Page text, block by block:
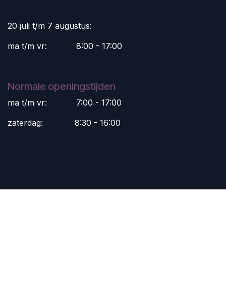
20 juli t/m 7 augustus:
ma t/m vr:
​8:00 - 17:00
Normale openingstijden
ma t/m vr:
​7:00 - 17:00
zaterdag:
​8:30 - 16:00